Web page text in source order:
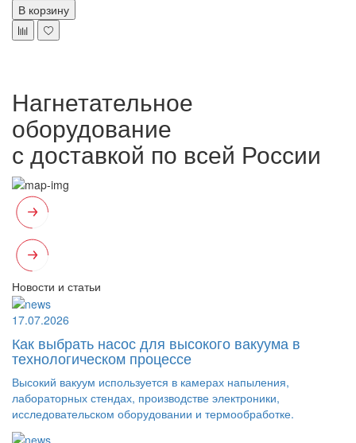
В корзину
Нагнетательное
оборудование
с доставкой по всей России
Новости и статьи
17.07.2026
Как выбрать насос для высокого вакуума в
технологическом процессе
Высокий вакуум используется в камерах напыления,
лабораторных стендах, производстве электроники,
исследовательском оборудовании и термообработке.